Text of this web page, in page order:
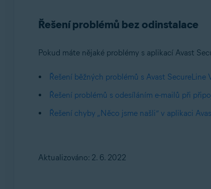
Řešení problémů bez odinstalace
Pokud máte nějaké problémy s aplikací Avast
Řešení běžných problémů s Avast SecureLine
Řešení problémů s odesíláním e-mailů při
Řešení chyby „Něco jsme našli“ v aplikaci
Aktualizováno: 2. 6. 2022